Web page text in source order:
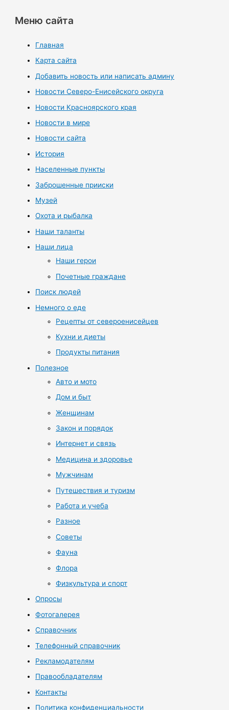
Меню сайта
Главная
Карта сайта
Добавить новость или написать админу
Новости Северо-Енисейского округа
Новости Красноярского края
Новости в мире
Новости сайта
История
Населенные пункты
Заброшенные прииски
Музей
Охота и рыбалка
Наши таланты
Наши лица
Наши герои
Почетные граждане
Поиск людей
Немного о еде
Рецепты от североенисейцев
Кухни и диеты
Продукты питания
Полезное
Авто и мото
Дом и быт
Женщинам
Закон и порядок
Интернет и связь
Медицина и здоровье
Мужчинам
Путешествия и туризм
Работа и учеба
Разное
Советы
Фауна
Флора
Физкультура и спорт
Опросы
Фотогалерея
Справочник
Телефонный справочник
Рекламодателям
Правообладателям
Контакты
Политика конфиденциальности